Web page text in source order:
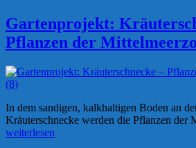
Gartenprojekt:
Pflanzen der
In dem sandigen, kalkhaltigen Boden an
Kräuterschnecke werden die Pflanzen der
„Gartenprojekt:
weiterlesen